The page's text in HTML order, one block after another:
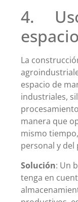
4.
espacio
La
espacio de
industriales,
manera que
mismo
personal y
Solución: Un
tenga en